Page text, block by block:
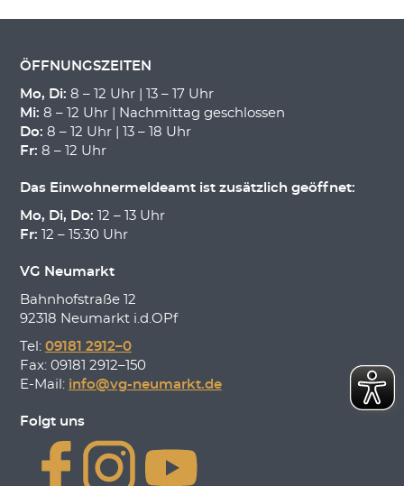
ÖFFNUNGSZEITEN
Mo, Di: 8 – 12 Uhr | 13 – 17 Uhr
Mi: 8 – 12 Uhr | Nachmittag geschlossen
Do: 8 – 12 Uhr | 13 – 18 Uhr
Fr: 8 – 12 Uhr
Das Einwohnermeldeamt ist zusätzlich geöffnet:
Mo, Di, Do: 12 – 13 Uhr
Fr: 12 – 15:30 Uhr
VG Neumarkt
Bahnhofstraße 12
92318 Neumarkt i.d.OPf
Tel: 09181 2912–0
Fax: 09181 2912–150
E-Mail: info@vg-neumarkt.de
Folgt uns